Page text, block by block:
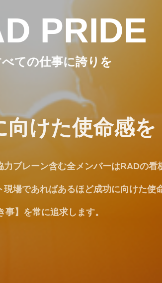
アントと一緒につくる
結果を出すため
企業に、心を合わせて業務に取り組
り組む中で、意見や指摘をさせてい
RADは最良のビジネスパートナーと
。まだまだ小さな会社ですが、成長意
、どこまでも挑み続けます。
PRIDE
ての仕事に誇りを
向けた使命感を
ブレーン含む全メンバーはRADの看
場であればあるほど成功に向けた使
】を常に追求します。